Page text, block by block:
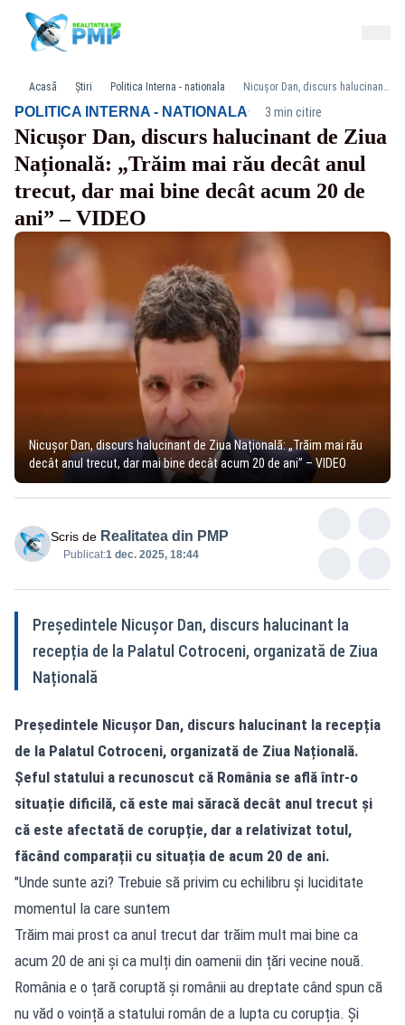
Acasă Știri Politica Interna - nationala Nicușor Dan, discurs halucinant de Ziua Națională: „Trăim mai rău decât anul trecut, dar mai bine decât acum 20 de ani” – VIDEO
POLITICA INTERNA - NATIONALA· 3 min citire
Nicușor Dan, discurs halucinant de Ziua
Națională: „Trăim mai rău decât anul
trecut, dar mai bine decât acum 20 de
ani” – VIDEO
Nicușor Dan, discurs halucinant de Ziua Națională: „Trăim mai rău
decât anul trecut, dar mai bine decât acum 20 de ani” – VIDEO
Scris de Realitatea din PMP
Publicat:1 dec. 2025, 18:44
Președintele Nicușor Dan, discurs halucinant la
recepția de la Palatul Cotroceni, organizată de Ziua
Națională
Președintele Nicușor Dan, discurs halucinant la recepția
de la Palatul Cotroceni, organizată de Ziua Națională.
Șeful statului a recunoscut că România se află într-o
situație dificilă, că este mai săracă decât anul trecut și
că este afectată de corupție, dar a relativizat totul,
făcând comparații cu situația de acum 20 de ani.
"Unde sunte azi? Trebuie să privim cu echilibru și luciditate
momentul la care suntem
Trăim mai prost ca anul trecut dar trăim mult mai bine ca
acum 20 de ani și ca mulți din oamenii din țări vecine nouă.
România e o țară coruptă și românii au dreptate când spun că
nu văd o voință a statului român de a lupta cu corupția. Și